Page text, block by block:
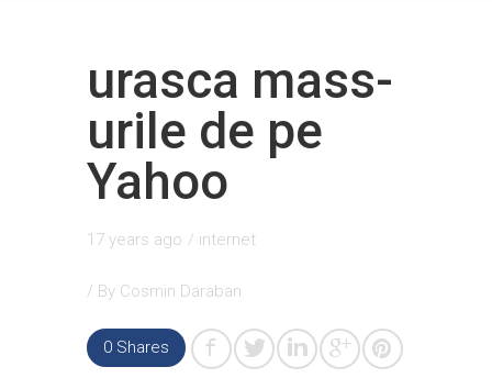
urasca mass-
urile de pe
Yahoo
17 years ago / internet
/ By Cosmin Daraban
0 Shares